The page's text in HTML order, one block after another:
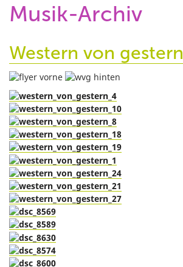
Musik-Archiv
Western von gestern